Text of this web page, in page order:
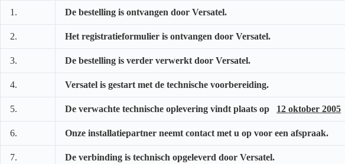
1.
De bestelling is ontvangen door Versatel.
2. Het registratieformulier is ontvangen door Versatel.
3. De bestelling is verder verwerkt door Versatel.
4. Versatel is gestart met de technische voorbereiding.
5. De verwachte technische oplevering vindt plaats op 12 oktober 2005
6. Onze installatiepartner neemt contact met u op voor een afspraak.
7. De verbinding is technisch opgeleverd door Versatel.